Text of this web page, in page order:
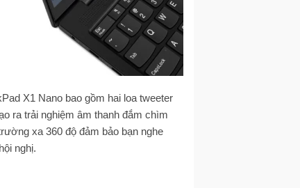
X1 Nano bao gồm hai loa tweeter
ra trải nghiệm âm thanh đắm chìm
xa 360 độ đảm bảo bạn nghe
nghị.